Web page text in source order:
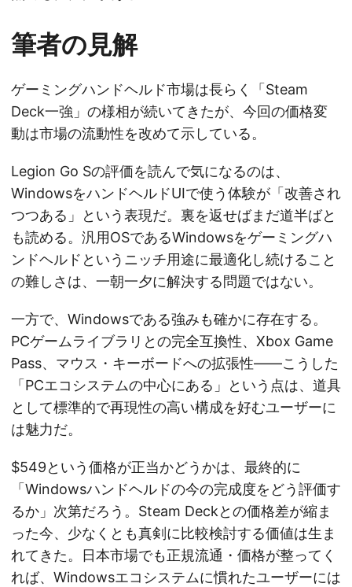
筆者の見解
ゲーミングハンドヘルド市場は長らく「Steam
Deck一強」の様相が続いてきたが、今回の価格変
動は市場の流動性を改めて示している。
Legion Go Sの評価を読んで気になるのは、
WindowsをハンドヘルドUIで使う体験が「改善され
つつある」という表現だ。裏を返せばまだ道半ばと
も読める。汎用OSであるWindowsをゲーミングハ
ンドヘルドというニッチ用途に最適化し続けること
の難しさは、一朝一夕に解決する問題ではない。
一方で、Windowsである強みも確かに存在する。
PCゲームライブラリとの完全互換性、Xbox Game
Pass、マウス・キーボードへの拡張性——こうした
「PCエコシステムの中心にある」という点は、道具
として標準的で再現性の高い構成を好むユーザーに
は魅力だ。
$549という価格が正当かどうかは、最終的に
「Windowsハンドヘルドの今の完成度をどう評価す
るか」次第だろう。Steam Deckとの価格差が縮ま
った今、少なくとも真剣に比較検討する価値は生ま
れてきた。日本市場でも正規流通・価格が整ってく
れば、Windowsエコシステムに慣れたユーザーには